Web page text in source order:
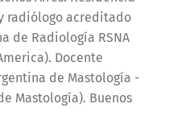
radiólogo acreditado
de Radiología RSNA
Docente
de Mastología -
Mastología). Buenos